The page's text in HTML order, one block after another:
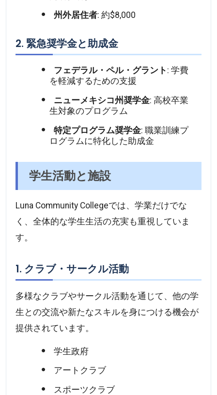
州外居住者: 約$8,000
2. 緊急奨学金と助成金
フェデラル・ペル・グラント : 学費
を軽減するための支援
ニューメキシコ州奨学金: 高校卒業
生対象のプログラム
特定プログラム奨学金: 職業訓練プ
ログラムに特化した助成金
学生活動と施設
Luna Community Collegeでは、学業だけでな
く、全体的な学生生活の充実も重視していま
す。
1. クラブ・サークル活動
多様なクラブやサークル活動を通じて、他の学
生との交流や新たなスキルを身につける機会が
提供されています。
学生政府
アートクラブ
スポーツクラブ